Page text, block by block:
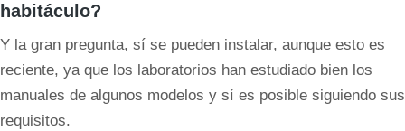
habitáculo?
Y la gran pregunta, sí se pueden instalar, aunque esto es
reciente, ya que los laboratorios han estudiado bien los
manuales de algunos modelos y sí es posible siguiendo sus
requisitos.